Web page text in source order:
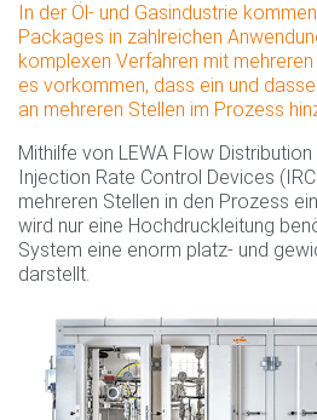
In der Öl- und Gasindustrie
Packages in zahlreichen
komplexen Verfahren mit
es vorkommen, dass ein und
an mehreren Stellen im Prozess
Mithilfe von LEWA Flow
Injection Rate Control Devices
mehreren Stellen in den Prozess
wird nur eine Hochdruckleitung
System eine enorm platz- und
darstellt.